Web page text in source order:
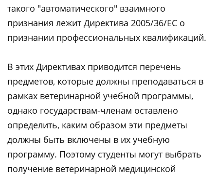
такого "автоматического" взаимного
признания лежит Директива 2005/36/EC о
признании профессиональных квалификаций.
В этих Директивах приводится перечень
предметов, которые должны преподаваться в
рамках ветеринарной учебной программы,
однако государствам-членам оставлено
определить, каким образом эти предметы
должны быть включены в их учебную
программу. Поэтому студенты могут выбрать
получение ветеринарной медицинской